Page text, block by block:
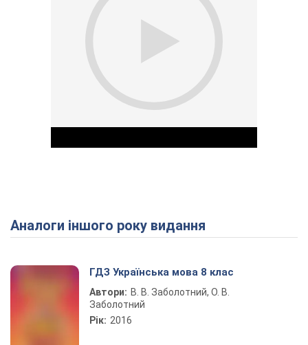
Play Video
Аналоги іншого року видання
ГДЗ Українська мова 8 клас
Автори: В. В. Заболотний, О. В.
Заболотний
Рік: 2016